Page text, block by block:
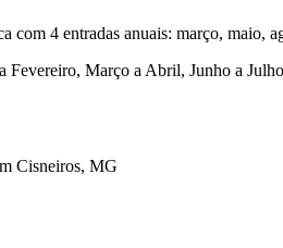
com 4 entradas anuais: março, maio,
Fevereiro, Março a Abril, Junho a
Cisneiros, MG